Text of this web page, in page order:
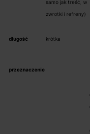
samo jak treść, w
zwrotki i refreny)
długość krótka
przeznaczenie